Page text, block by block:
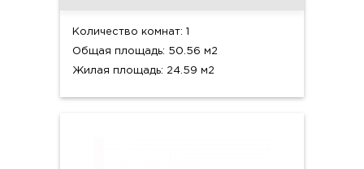
Количество комнат: 1
Общая площадь: 50.56 м2
Жилая площадь: 24.59 м2